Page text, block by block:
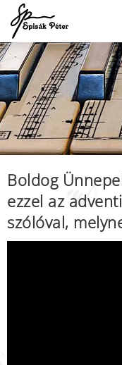
Boldog
ezzel az
szólóval,